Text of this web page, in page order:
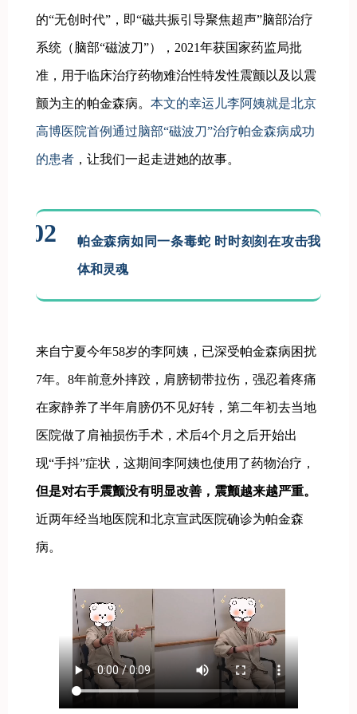
的“无创时代”，即“磁共振引导聚焦超声”脑部治疗
系统（脑部“磁波刀”），2021年获国家药监局批
准，用于临床治疗药物难治性特发性震颤以及以震
颤为主的帕金森病。 本文的幸运儿李阿姨就是北京
高博医院首例通过脑部“磁波刀”治疗帕金森病成功
的患者 ，让我们一起走进她的故事。
02 帕金森病如同一条毒蛇 时时刻刻在攻击我的身
体和灵魂
来自宁夏今年58岁的李阿姨，已深受帕金森病困扰
7年。8年前意外摔跤，肩膀韧带拉伤，强忍着疼痛
在家静养了半年肩膀仍不见好转，第二年初去当地
医院做了肩袖损伤手术，术后4个月之后开始出
现“手抖”症状，这期间李阿姨也使用了药物治疗，
但是对右手震颤没有明显改善，震颤越来越严重。
近两年经当地医院和北京宣武医院确诊为帕金森
病。